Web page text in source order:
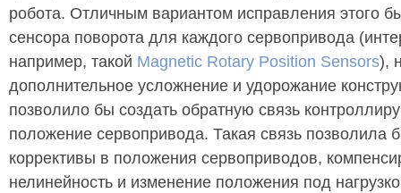
робота. Отличным вариантом исправления этого
сенсора поворота для каждого сервопривода
например, такой Magnetic Rotary Position Sensors),
дополнительное усложнение и удорожание
позволило бы создать обратную связь
положение сервопривода. Такая связь позволила
коррективы в положения сервоприводов,
нелинейность и изменение положения под